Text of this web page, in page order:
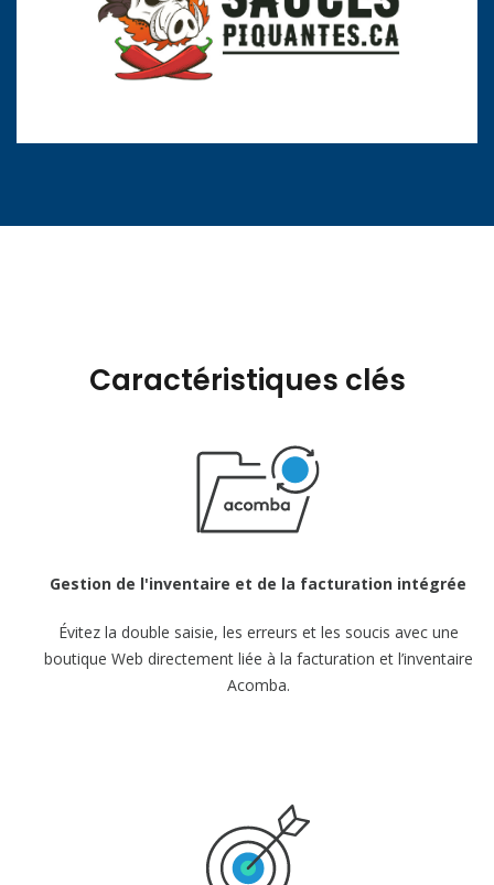
Caractéristiques clés
Gestion de l'inventaire et de la facturation intégrée
Évitez la double saisie, les erreurs et les soucis avec une
boutique Web directement liée à la facturation et l’inventaire
Acomba.